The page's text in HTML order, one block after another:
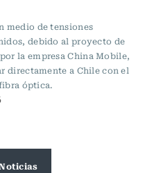
medio de tensiones
debido al proyecto de
la empresa China Mobile,
directamente a Chile con el
óptica.